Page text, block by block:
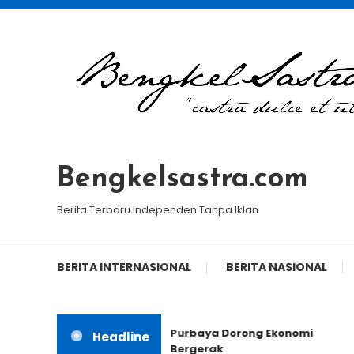
Skip
Bengkelsastra.com
Berita Terbaru Independen Tanpa Iklan
BERITA INTERNASIONAL BERITA NASIONAL
Headline
Purbaya Dorong Ekonomi
Bergerak